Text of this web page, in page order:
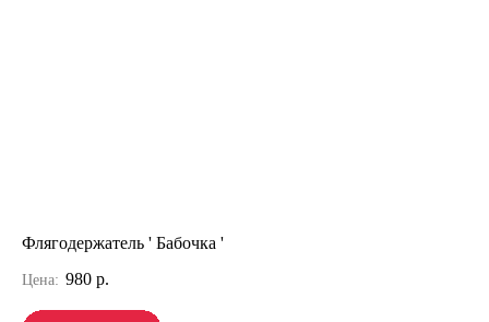
Флягодержатель ' Бабочка '
Цена: 980 р.